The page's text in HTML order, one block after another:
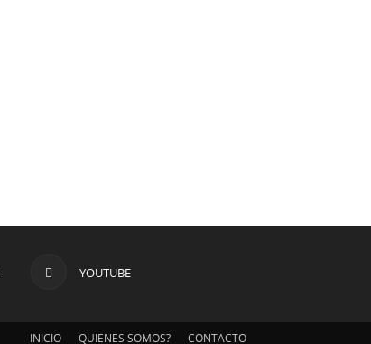
YOUTUBE
INICIO QUIENES SOMOS? CONTACTO